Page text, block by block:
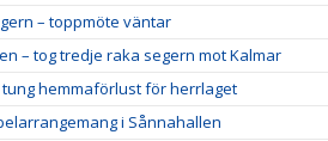
– toppmöte väntar
– tog tredje raka segern mot Kalmar
hemmaförlust för herrlaget
i Sånnahallen